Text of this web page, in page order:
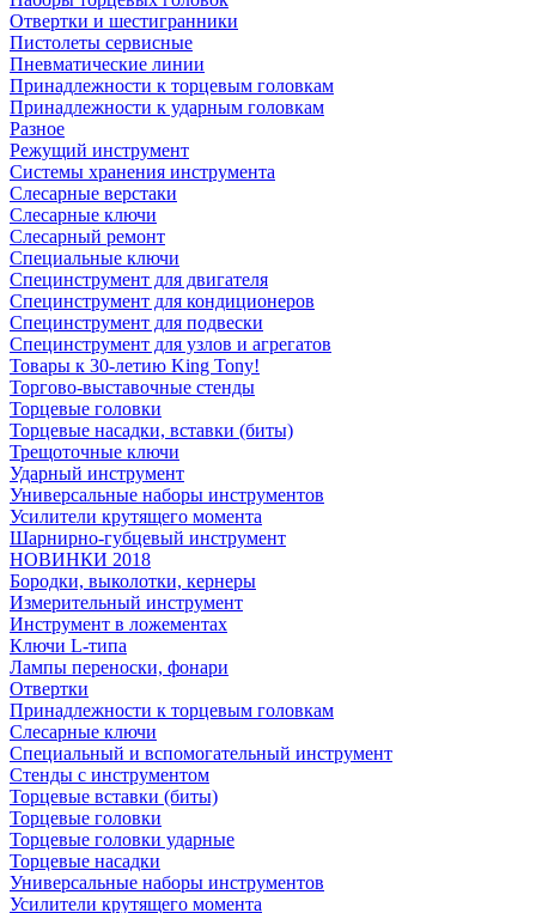
Отвертки и шестигранники
Пистолеты сервисные
Пневматические линии
Принадлежности к торцевым головкам
Принадлежности к ударным головкам
Разное
Режущий инструмент
Системы хранения инструмента
Слесарные верстаки
Слесарные ключи
Слесарный ремонт
Специальные ключи
Специнструмент для двигателя
Специнструмент для кондиционеров
Специнструмент для подвески
Специнструмент для узлов и агрегатов
Товары к 30-летию King Tony!
Торгово-выставочные стенды
Торцевые головки
Торцевые насадки, вставки (биты)
Трещоточные ключи
Ударный инструмент
Универсальные наборы инструментов
Усилители крутящего момента
Шарнирно-губцевый инструмент
НОВИНКИ 2018
Бородки, выколотки, кернеры
Измерительный инструмент
Инструмент в ложементах
Ключи L-типа
Лампы переноски, фонари
Отвертки
Принадлежности к торцевым головкам
Слесарные ключи
Специальный и вспомогательный инструмент
Стенды с инструментом
Торцевые вставки (биты)
Торцевые головки
Торцевые головки ударные
Торцевые насадки
Универсальные наборы инструментов
Усилители крутящего момента